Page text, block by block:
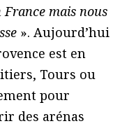
France mais nous
». Aujourd’hui
est en
Tours ou
pour
des arénas